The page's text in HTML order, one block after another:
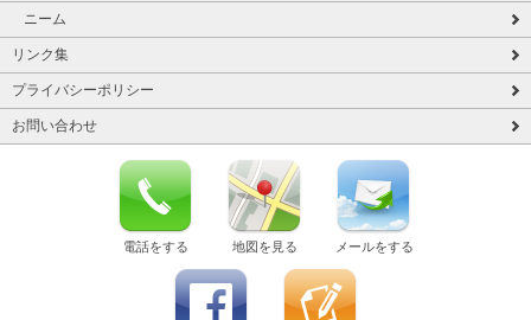
ニーム
リンク集
プライバシーポリシー
お問い合わせ
電話をする 地図を見る メールをする